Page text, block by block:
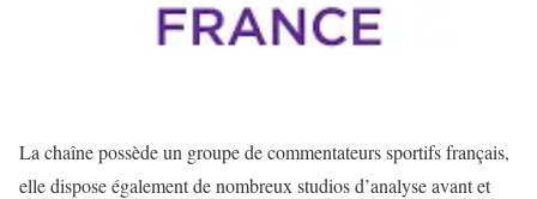
La chaîne possède un groupe de commentateurs sportifs français,
elle dispose également de nombreux studios d’analyse avant et